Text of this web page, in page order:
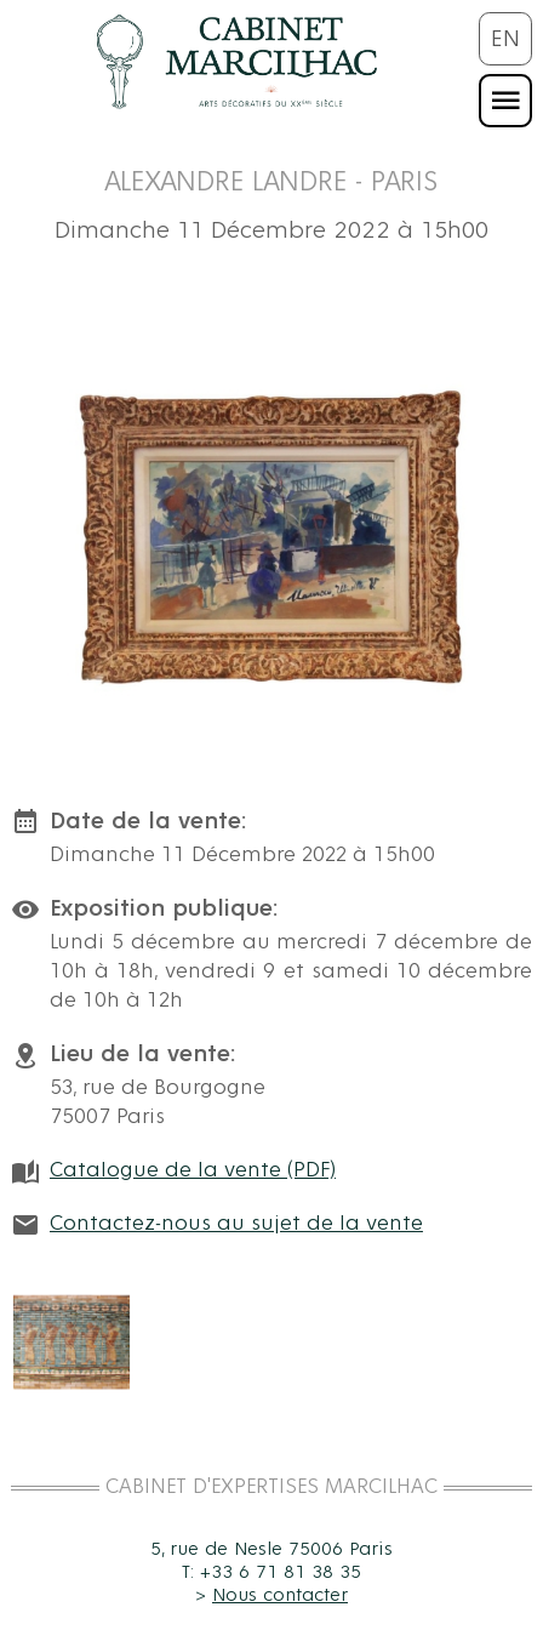
EN
ALEXANDRE LANDRE - PARIS
Dimanche 11 Décembre 2022 à 15h00
Date de la vente:
Dimanche 11 Décembre 2022 à 15h00
Exposition publique:
Lundi 5 décembre au mercredi 7 décembre de
10h à 18h, vendredi 9 et samedi 10 décembre
de 10h à 12h
Lieu de la vente:
53, rue de Bourgogne
75007 Paris
Catalogue de la vente (PDF)
Contactez-nous au sujet de la vente
CABINET D'EXPERTISES MARCILHAC
5, rue de Nesle 75006 Paris
T: +33 6 71 81 38 35
> Nous contacter